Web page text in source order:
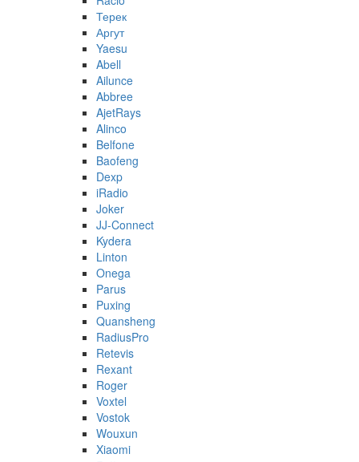
Терек
Аргут
Yaesu
Abell
Ailunce
Abbree
AjetRays
Alinco
Belfone
Baofeng
Dexp
iRadio
Joker
JJ-Connect
Kydera
Linton
Onega
Parus
Puxing
Quansheng
RadiusPro
Retevis
Rexant
Roger
Voxtel
Vostok
Wouxun
Xiaomi